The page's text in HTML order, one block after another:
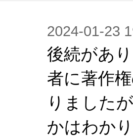
2024-01-23
後続があ
者に著作
りました
かはわか